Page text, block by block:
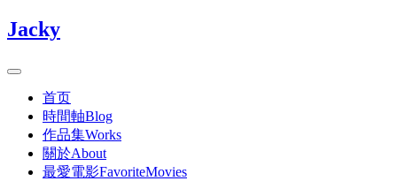
Jacky
首页
時間軸Blog
作品集Works
關於About
最愛電影FavoriteMovies